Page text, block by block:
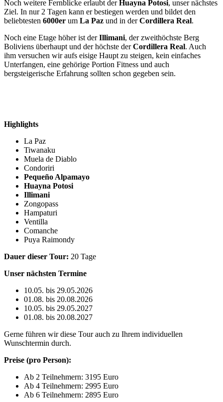
Noch weitere Fernblicke erlaubt derHuayna Potosi, unser nächstes
Ziel. In nur 2 Tagen kann er bestiegen werden und bildet den
beliebtesten 6000er um La Paz und in derCordillera Real.
Noch eine Etage höher ist derIllimani, der zweithöchste Berg
Boliviens überhaupt und der höchste derCordillera Real. Auch
ihm versuchen wir aufs eisige Haupt zu steigen, kein einfaches
Unterfangen, eine gehörige Portion Fitness und auch
bergsteigerische Erfahrung sollten schon gegeben sein.
Highlights
La Paz
Tiwanaku
Muela de Diablo
Condoriri
Pequeño Alpamayo
Huayna Potosi
Illimani
Zongopass
Hampaturi
Ventilla
Comanche
Puya Raimondy
Dauer dieser Tour: 20 Tage
Unser nächsten Termine
10.05. bis 29.05.2026
01.08. bis 20.08.2026
10.05. bis 29.05.2027
01.08. bis 20.08.2027
Gerne führen wir diese Tour auch zu Ihrem individuellen
Wunschtermin durch.
Preise (pro Person):
Ab 2 Teilnehmern: 3195 Euro
Ab 4 Teilnehmern: 2995 Euro
Ab 6 Teilnehmern: 2895 Euro